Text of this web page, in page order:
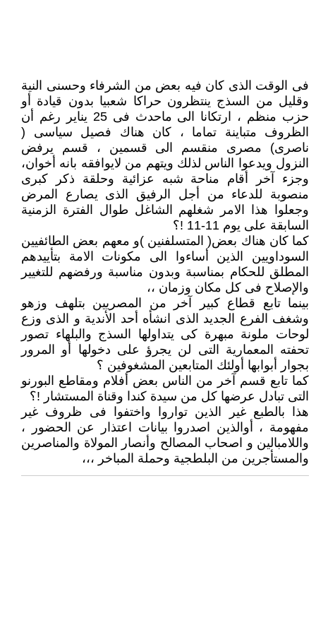
فى الوقت الذى كان فيه بعض من الشرفاء وحسنى النية
وقليل من السذج ينتظرون حراكا شعبيا بدون قيادة أو
حزب منظم ، ارتكانا الى ماحدث فى 25 يناير رغم أن
الظروف متباينة تماما ، كان هناك فصيل سياسى (
ناصرى) مصرى منقسم الى قسمين ، قسم يرفض
النزول ويدعوا الناس لذلك ويتهم من لايوافقه بانه أخوان،
وجزء آخر أقام مناحة شبه عزائية وحلقة ذكر كبرى
منصوبة للدعاء من أجل الرفيق الذى يصارع المرض
وجعلوا هذا الامر شغلهم الشاغل طوال الفترة الزمنية
السابقة على يوم 11-11 !؟
كما كان هناك بعض( المتسلفنين )و معهم بعض الطائفيين
السوداويين الذين أساءوا الى مكونات الامة بتأييدهم
المطلق للحكام بمناسبة وبدون مناسبة ورفضهم للتغيير
والإصلاح فى كل مكان وزمان ،،
بينما تابع قطاع كبير آخر من المصريين بتلهف وزهو
وشغف الفرع الجديد الذى انشأه أحد الأندية و الذى وزع
لوحات ملونة مبهرة كى يتداولها السذج والبلهاء تصور
تحفته المعمارية التى لن يجرؤ على دخولها أو المرور
بجوار أبوابها أولئك المتابعين المشغوفين ؟
كما تابع قسم آخر من الناس بعض أفلام ومقاطع البورنو
التى تبادل عرضها كل من سيدة كندا وقناة المستشار !؟
هذا بالطبع غير الذين تواروا واختفوا فى ظروف غير
مفهومة ، أوالذين اصدروا بيانات اعتذار عن الحضور ،
واللامبالين و اصحاب المصالح وأنصار المولاة والمناصرين
والمستأجرين من البلطجية وحملة المباخر ،،،